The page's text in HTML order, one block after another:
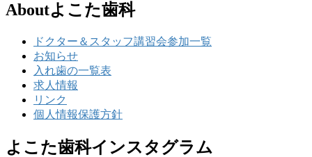
Aboutよこた歯科
ドクター＆スタッフ講習会参加一覧
お知らせ
入れ歯の一覧表
求人情報
リンク
個人情報保護方針
よこた歯科インスタグラム